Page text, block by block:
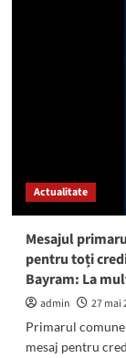
care
zile!”
Actualitate
Mesajul
pentru toți
Bayram: La
admin
27 mai
Primarul
mesaj pentru